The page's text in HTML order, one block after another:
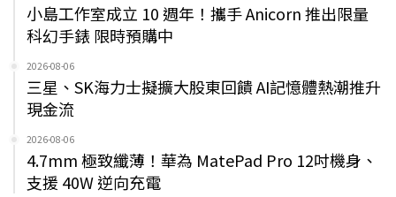
小島工作室成立 10 週年！攜手 Anicorn 推出限量
科幻手錶 限時預購中
2026-08-06
三星、SK海力士擬擴大股東回饋 AI記憶體熱潮推升
現金流
2026-08-06
4.7mm 極致纖薄！華為 MatePad Pro 12吋機身、
支援 40W 逆向充電